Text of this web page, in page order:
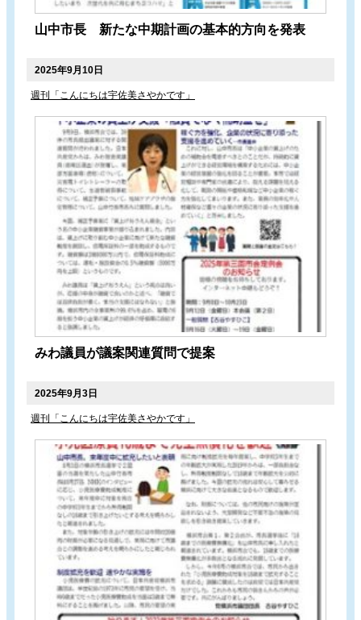
山中市長 新たな中期計画の基本的方向を発表
2025年9月10日
週刊「こんにちは宇佐美さやかです」
みわ議員が議案関連質問で提案
2025年9月3日
週刊「こんにちは宇佐美さやかです」